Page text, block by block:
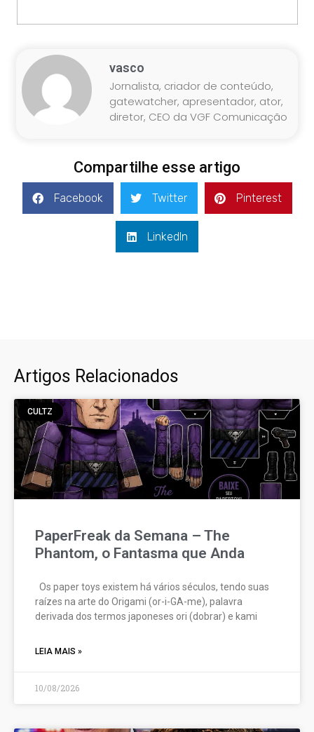
vasco
Jornalista, criador de conteúdo,
gatewatcher, apresentador, ator,
diretor, CEO da VGF Comunicação
Compartilhe esse artigo
Facebook Twitter Pinterest
LinkedIn
Artigos Relacionados
CULTZ
PaperFreak da Semana – The
Phantom, o Fantasma que Anda
Os paper toys existem há vários séculos, tendo suas
raízes na arte do Origami (or-i-GA-me), palavra
derivada dos termos japoneses ori (dobrar) e kami
LEIA MAIS »
10/08/2026